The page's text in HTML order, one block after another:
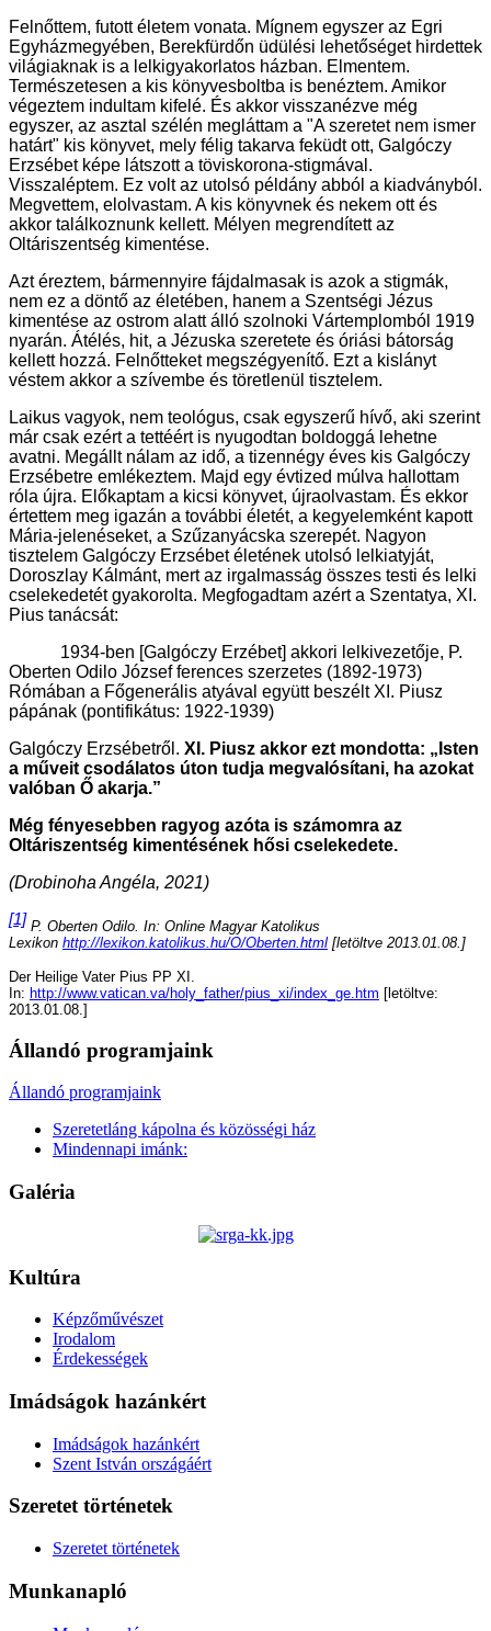
Felnőttem, futott életem vonata. Mígnem egyszer az Egri
Egyházmegyében, Berekfürdőn üdülési lehetőséget hirdettek
világiaknak is a lelkigyakorlatos házban. Elmentem.
Természetesen a kis könyvesboltba is benéztem. Amikor
végeztem indultam kifelé. És akkor visszanézve még
egyszer, az asztal szélén megláttam a "A szeretet nem ismer
határt" kis könyvet, mely félig takarva feküdt ott, Galgóczy
Erzsébet képe látszott a töviskorona-stigmával.
Visszaléptem. Ez volt az utolsó példány abból a kiadványból.
Megvettem, elolvastam. A kis könyvnek és nekem ott és
akkor találkoznunk kellett. Mélyen megrendített az
Oltáriszentség kimentése.
Azt éreztem, bármennyire fájdalmasak is azok a stigmák,
nem ez a döntő az életében, hanem a Szentségi Jézus
kimentése az ostrom alatt álló szolnoki Vártemplomból 1919
nyarán. Átélés, hit, a Jézuska szeretete és óriási bátorság
kellett hozzá. Felnőtteket megszégyenítő. Ezt a kislányt
véstem akkor a szívembe és töretlenül tisztelem.
Laikus vagyok, nem teológus, csak egyszerű hívő, aki szerint
már csak ezért a tettéért is nyugodtan boldoggá lehetne
avatni. Megállt nálam az idő, a tizennégy éves kis Galgóczy
Erzsébetre emlékeztem. Majd egy évtized múlva hallottam
róla újra. Előkaptam a kicsi könyvet, újraolvastam. És ekkor
értettem meg igazán a további életét, a kegyelemként kapott
Mária-jelenéseket, a Szűzanyácska szerepét. Nagyon
tisztelem Galgóczy Erzsébet életének utolsó lelkiatyját,
Doroszlay Kálmánt, mert az irgalmasság összes testi és lelki
cselekedetét gyakorolta. Megfogadtam azért a Szentatya, XI.
Pius tanácsát:
1934-ben [Galgóczy Erzébet] akkori lelkivezetője, P.
Oberten Odilo József ferences szerzetes (1892-1973)
Rómában a Főgenerális atyával együtt beszélt XI. Piusz
pápának (pontifikátus: 1922-1939)
Galgóczy Erzsébetről. XI. Piusz akkor ezt mondotta: „Isten
a műveit csodálatos úton tudja megvalósítani, ha azokat
valóban Ő akarja.”
Még fényesebben ragyog azóta is számomra az
Oltáriszentség kimentésének hősi cselekedete.
(Drobinoha Angéla, 2021)
[1] P. Oberten Odilo. In: Online Magyar Katolikus
Lexikon http://lexikon.katolikus.hu/O/Oberten.html [letöltve 2013.01.08.]
Der Heilige Vater Pius PP XI.
In: http://www.vatican.va/holy_father/pius_xi/index_ge.htm [letöltve:
2013.01.08.]
Állandó programjaink
Állandó programjaink
Szeretetláng kápolna és közösségi ház
Mindennapi imánk:
Galéria
Kultúra
Képzőművészet
Irodalom
Érdekességek
Imádságok hazánkért
Imádságok hazánkért
Szent István országáért
Szeretet történetek
Szeretet történetek
Munkanapló